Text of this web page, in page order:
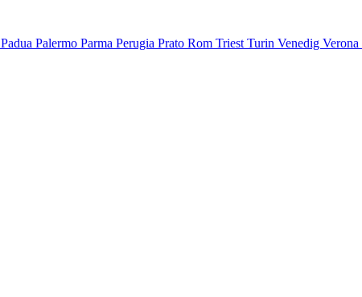
Padua Palermo Parma Perugia Prato Rom Triest Turin Venedig Verona